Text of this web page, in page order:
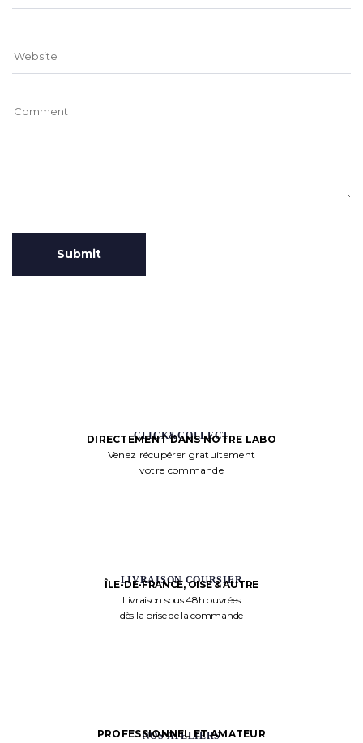
CLICK&COLLECT
DIRECTEMENT DANS NOTRE LABO
Venez récupérer gratuitement
votre commande
LIVRAISON COURSIER
ÎLE-DE-FRANCE, OISE & AUTRE
Livraison sous 48h ouvrées
dès la prise de la commande
NOS ATELIERS
PROFESSIONNEL ET AMATEUR